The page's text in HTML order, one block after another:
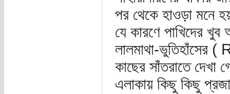
পর থেকে হাওড়া মনে
যে কারণে পাখিদের
লালমাথা-
কাছের সাঁতরাতে দেখা
এলাকায় কিছু কিছু